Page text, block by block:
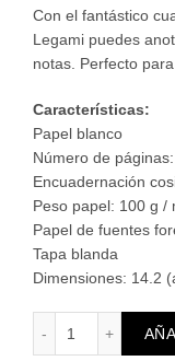
Con el fantástico
Legami puedes
notas. Perfecto
Características:
Papel blanco
Número de
Encuadernación
Peso papel: 100 g /
Papel de fuentes
Tapa blanda
Dimensiones: 14.2
Cuaderno A5